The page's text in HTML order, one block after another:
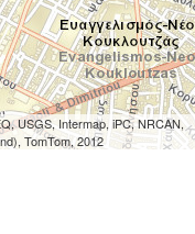
USGS, Intermap, iPC, NRCAN,
TomTom, 2012